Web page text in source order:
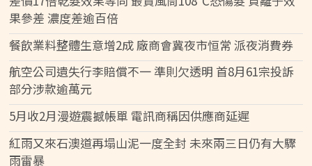
果參差 濃度差逾百倍
餐飲業料整體生意增2成 廠商會冀夜市恒常 派夜消費券
航空公司遺失行李賠償不一 準則欠透明 首8月61宗投訴
部分涉款逾萬元
5月收2月漫遊震撼帳單 電訊商稱因供應商延遲
紅雨又來石澳道再塌山泥一度全封 未來兩三日仍有大驟
雨雷暴